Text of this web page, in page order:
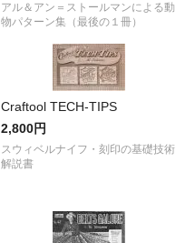
アル＆アン＝ストールマンによる動
物パターン集（最後の１冊）
Craftool TECH-TIPS
2,800円
スウィベルナイフ・刻印の基礎技術
解説書